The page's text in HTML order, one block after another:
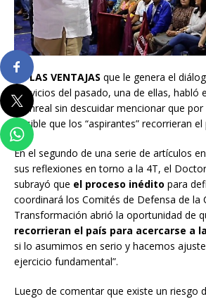
DE LAS VENTAJAS que le genera el
los vicios del pasado, una de ellas, habló
Monreal sin descuidar mencionar que
posible que los “aspirantes” recorrieran
En el segundo de una serie de artículos
sus reflexiones en torno a la 4T, el
subrayó que el proceso inédito para
coordinará los Comités de Defensa de la
Transformación abrió la oportunidad de
recorrieran el país para acercarse a
si lo asumimos en serio y hacemos
ejercicio fundamental”.
Luego de comentar que existe un riesgo